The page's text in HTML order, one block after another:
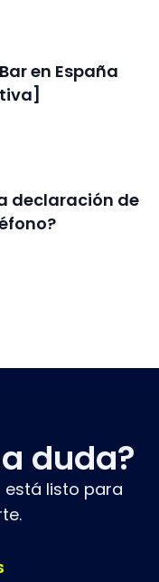
en España
declaración de
duda?
está listo para